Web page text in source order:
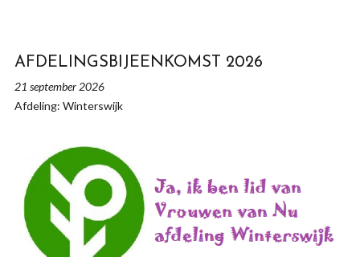
AFDELINGSBIJEENKOMST 2026
21 september 2026
Afdeling: Winterswijk